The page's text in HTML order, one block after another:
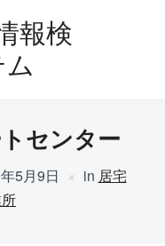
報検
センター
5月9日 in 居宅